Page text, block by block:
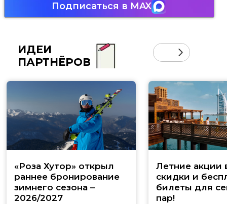
Подписаться в MAX
ИДЕИ
ПАРТНЁРОВ
«Роза Хутор» открыл
раннее бронирование
зимнего сезона –
2026/2027
Летние акции
скидки и
билеты для
пар!